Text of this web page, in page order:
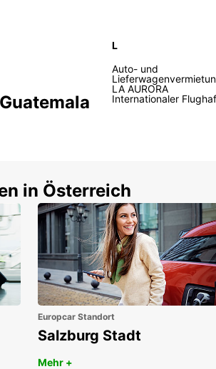
L
Auto- und
LA AURORA
Internationaler
in Österreich
Europcar Standort
Salzburg Stadt
Mehr +